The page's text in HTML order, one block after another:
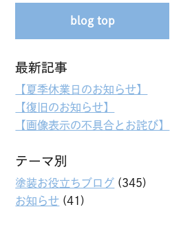
blog top
最新記事
【夏季休業日のお知らせ】
【復旧のお知らせ】
【画像表示の不具合とお詫び】
テーマ別
塗装お役立ちブログ (345)
お知らせ (41)